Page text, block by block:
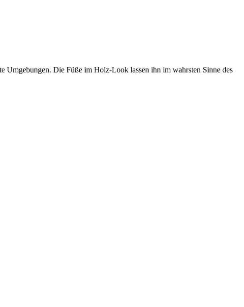
Umgebungen. Die Füße im Holz-Look lassen ihn im wahrsten Sinne des